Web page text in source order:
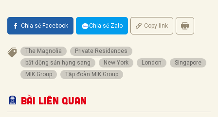
Chia sẻ Facebook Chia sẻ Zalo Copy link
The Magnolia
Private Residences
bất động sản hạng sang
New York London
Singapore
MIK Group
Tập đoàn MIK Group
Bài liên quan